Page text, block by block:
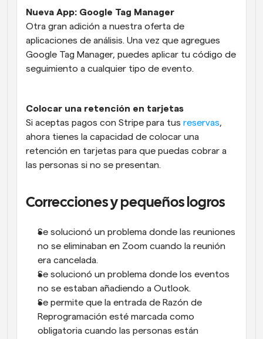
Nueva App: Google Tag Manager
Otra gran adición a nuestra oferta de
aplicaciones de análisis. Una vez que agregues
Google Tag Manager, puedes aplicar tu código de
seguimiento a cualquier tipo de evento.
Colocar una retención en tarjetas
Si aceptas pagos con Stripe para tus reservas,
ahora tienes la capacidad de colocar una
retención en tarjetas para que puedas cobrar a
las personas si no se presentan.
Correcciones y pequeños logros
Se solucionó un problema donde las reuniones
no se eliminaban en Zoom cuando la reunión
era cancelada.
Se solucionó un problema donde los eventos
no se estaban añadiendo a Outlook.
Se permite que la entrada de Razón de
Reprogramación esté marcada como
obligatoria cuando las personas están